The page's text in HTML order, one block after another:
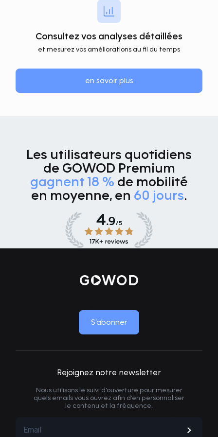
Consultez vos analyses détaillées
et mesurez vos améliorations au fil du temps
en savoir plus
Les utilisateurs quotidiens
de GOWOD Premium
gagnent 18 % de mobilité
en moyenne, en 60 jours.
S’abonner
Rejoignez notre newsletter
Nous utilisons le suivi d'ouverture pour mesurer
quels emails vous ouvrez afin d'en personnaliser
le contenu et la fréquence.